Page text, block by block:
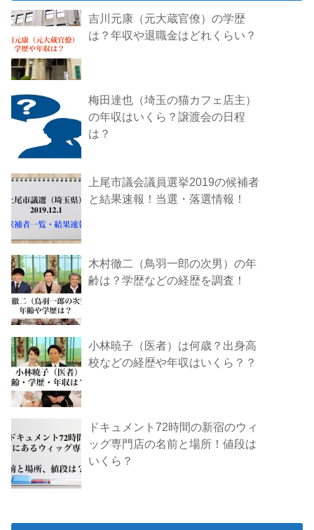
吉川元康（元大蔵官僚）の学歴
は？年収や退職金はどれくらい？
梅田達也（埼玉の猫カフェ店主）
の年収はいくら？譲渡会の日程
は？
上尾市議会議員選挙2019の候補者
と結果速報！当選・落選情報！
木村徹二（鳥羽一郎の次男）の年
齢は？学歴などの経歴を調査！
小林暁子（医者）は何歳？出身高
校などの経歴や年収はいくら？？
ドキュメント72時間の新宿のウィ
ッグ専門店の名前と場所！値段は
いくら？